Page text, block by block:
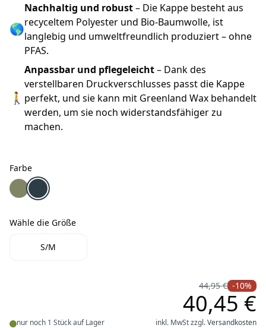
🌎
Nachhaltig und robust– Die Kappe besteht aus
recyceltem Polyester und Bio-Baumwolle, ist
langlebig und umweltfreundlich produziert – ohne
PFAS.
🚶
Anpassbar und pflegeleicht– Dank des
verstellbaren Druckverschlusses passt die Kappe
perfekt, und sie kann mit Greenland Wax behandelt
werden, um sie noch widerstandsfähiger zu
machen.
Farbe
Farbe
Fjällräven Badge Långtradarkeps Sommerkappe Green
Fjällräven Badge Långtradarkeps Sommerkappe
Wähle die Größe
S/M
nur noch 1 Stück auf Lager
44,95 € -10%
40,45 €
inkl. MwSt zzgl.Versandkosten